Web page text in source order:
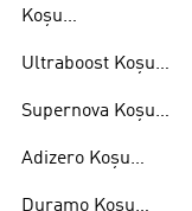
Koşu
Ultraboost Koşu
Supernova Koşu
Adizero Koşu
Duramo Koşu